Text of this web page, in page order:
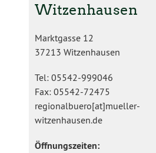
Witzenhausen
Marktgasse 12
37213 Witzenhausen
Tel: 05542-999046
Fax: 05542-72475
regionalbuero[at]mueller-
witzenhausen.de
Öffnungszeiten: